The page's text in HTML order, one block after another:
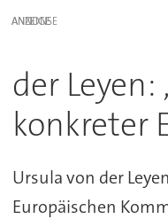
ANZEIGE
der Leyen:
konkreter
Ursula von der
Europäischen